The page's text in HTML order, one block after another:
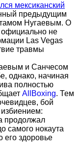
мексиканский
предыдущим
Нугаевым. О
официально не
Las Vegas
травмы
и Санчесом
однако, начиная
полностью
AllBoxing. Тем
бой
продолжал
самого нокаута
его здоровье